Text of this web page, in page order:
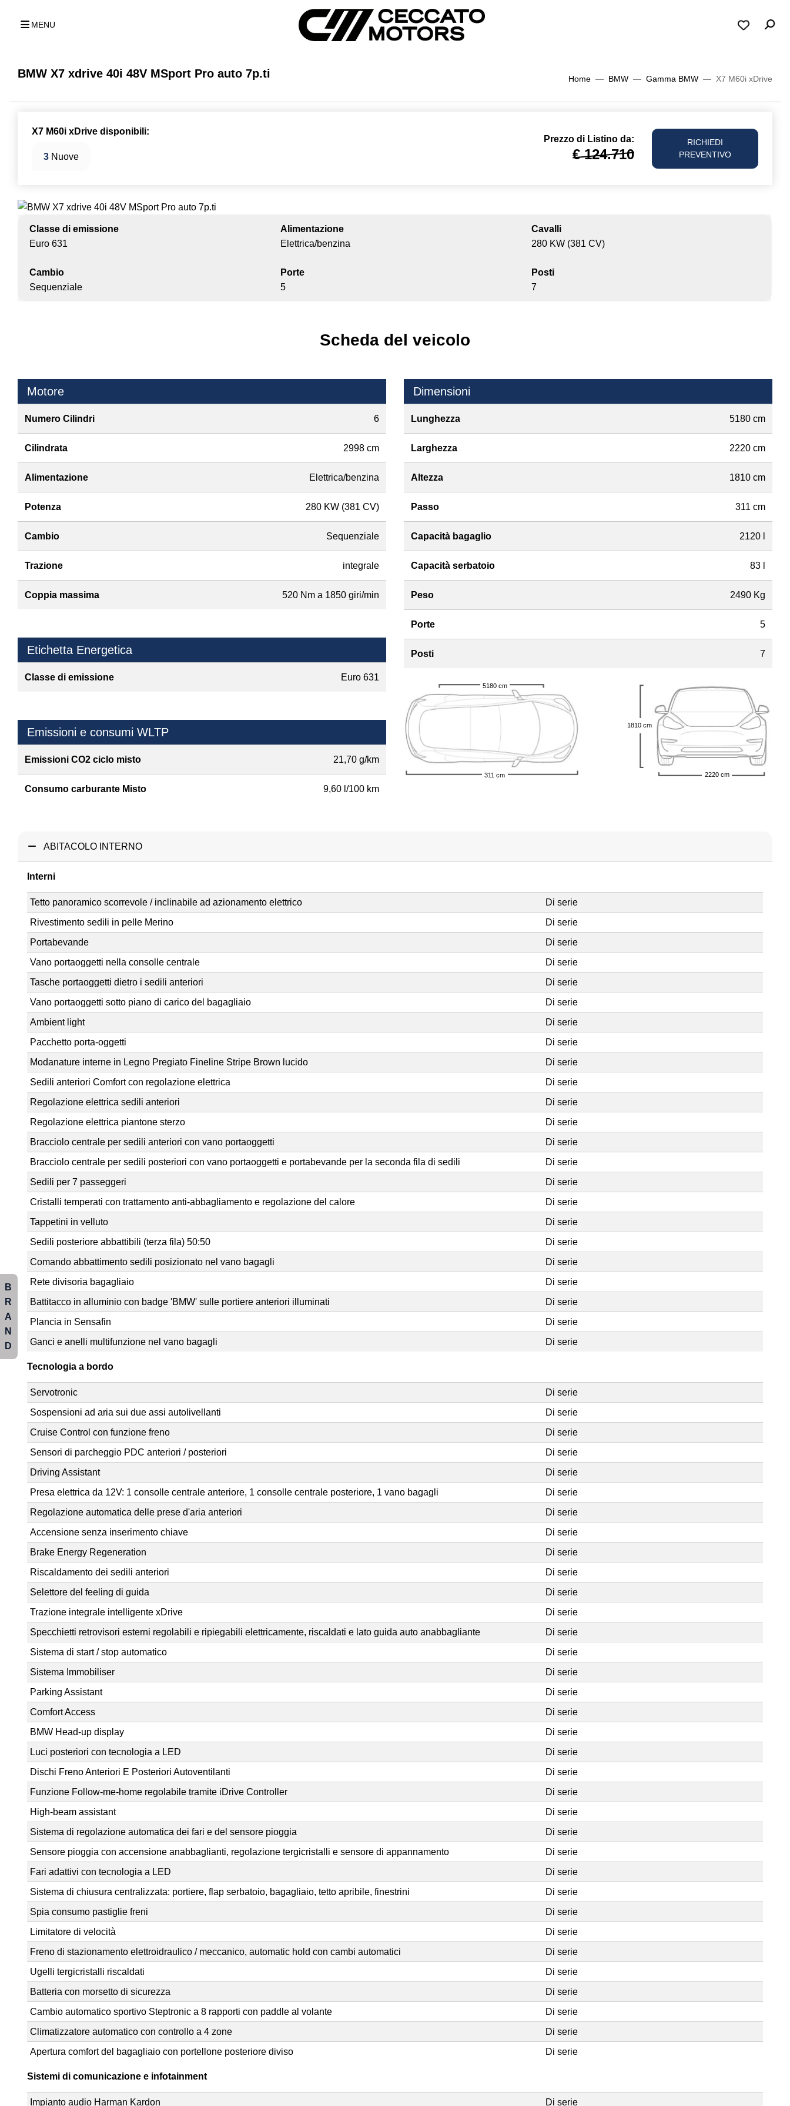
MENU
BMW X7 xdrive 40i 48V MSport Pro auto 7p.ti Home BMW Gamma BMW X7 M60i xDrive
X7 M60i xDrive disponibili:
3 Nuove
Prezzo di Listino da:
€ 124.710
RICHIEDI
PREVENTIVO
Classe di emissione
Euro 631
Alimentazione
Elettrica/benzina
Cavalli
280 KW (381 CV)
Cambio
Sequenziale
Porte
5
Posti
7
Scheda del veicolo
Motore
Numero Cilindri 6
Cilindrata 2998 cm
Alimentazione Elettrica/benzina
Potenza 280 KW (381 CV)
Cambio Sequenziale
Trazione integrale
Coppia massima 520 Nm a 1850 giri/min
Etichetta Energetica
Classe di emissione Euro 631
Emissioni e consumi WLTP
Emissioni CO2 ciclo misto 21,70 g/km
Consumo carburante Misto 9,60 l/100 km
Dimensioni
Lunghezza 5180 cm
Larghezza 2220 cm
Altezza 1810 cm
Passo 311 cm
Capacità bagaglio 2120 l
Capacità serbatoio 83 l
Peso 2490 Kg
Porte 5
Posti 7
5180 cm
311 cm
1810 cm
2220 cm
ABITACOLO INTERNO
Interni
Tetto panoramico scorrevole / inclinabile ad azionamento elettrico
Di serie
Rivestimento sedili in pelle Merino
Di serie
Portabevande
Di serie
Vano portaoggetti nella consolle centrale
Di serie
Tasche portaoggetti dietro i sedili anteriori
Di serie
Vano portaoggetti sotto piano di carico del bagagliaio
Di serie
Ambient light
Di serie
Pacchetto porta-oggetti
Di serie
Modanature interne in Legno Pregiato Fineline Stripe Brown lucido
Di serie
Sedili anteriori Comfort con regolazione elettrica
Di serie
Regolazione elettrica sedili anteriori
Di serie
Regolazione elettrica piantone sterzo
Di serie
Bracciolo centrale per sedili anteriori con vano portaoggetti
Di serie
Bracciolo centrale per sedili posteriori con vano portaoggetti e portabevande per la seconda fila di sedili
Di serie
Sedili per 7 passeggeri
Di serie
Cristalli temperati con trattamento anti-abbagliamento e regolazione del calore
Di serie
Tappetini in velluto
Di serie
Sedili posteriore abbattibili (terza fila) 50:50
Di serie
Comando abbattimento sedili posizionato nel vano bagagli
Di serie
Rete divisoria bagagliaio
Di serie
Battitacco in alluminio con badge 'BMW' sulle portiere anteriori illuminati
Di serie
Plancia in Sensafin
Di serie
Ganci e anelli multifunzione nel vano bagagli
Di serie
Tecnologia a bordo
Servotronic
Di serie
Sospensioni ad aria sui due assi autolivellanti
Di serie
Cruise Control con funzione freno
Di serie
Sensori di parcheggio PDC anteriori / posteriori
Di serie
Driving Assistant
Di serie
Presa elettrica da 12V: 1 consolle centrale anteriore, 1 consolle centrale posteriore, 1 vano bagagli
Di serie
Regolazione automatica delle prese d'aria anteriori
Di serie
Accensione senza inserimento chiave
Di serie
Brake Energy Regeneration
Di serie
Riscaldamento dei sedili anteriori
Di serie
Selettore del feeling di guida
Di serie
Trazione integrale intelligente xDrive
Di serie
Specchietti retrovisori esterni regolabili e ripiegabili elettricamente, riscaldati e lato guida auto anabbagliante
Di serie
Sistema di start / stop automatico
Di serie
Sistema Immobiliser
Di serie
Parking Assistant
Di serie
Comfort Access
Di serie
BMW Head-up display
Di serie
Luci posteriori con tecnologia a LED
Di serie
Dischi Freno Anteriori E Posteriori Autoventilanti
Di serie
Funzione Follow-me-home regolabile tramite iDrive Controller
Di serie
High-beam assistant
Di serie
Sistema di regolazione automatica dei fari e del sensore pioggia
Di serie
Sensore pioggia con accensione anabbaglianti, regolazione tergicristalli e sensore di appannamento
Di serie
Fari adattivi con tecnologia a LED
Di serie
Sistema di chiusura centralizzata: portiere, flap serbatoio, bagagliaio, tetto apribile, finestrini
Di serie
Spia consumo pastiglie freni
Di serie
Limitatore di velocità
Di serie
Freno di stazionamento elettroidraulico / meccanico, automatic hold con cambi automatici
Di serie
Ugelli tergicristalli riscaldati
Di serie
Batteria con morsetto di sicurezza
Di serie
Cambio automatico sportivo Steptronic a 8 rapporti con paddle al volante
Di serie
Climatizzatore automatico con controllo a 4 zone
Di serie
Apertura comfort del bagagliaio con portellone posteriore diviso
Di serie
Sistemi di comunicazione e infotainment
Impianto audio Harman Kardon Di serie
B
R
A
N
D